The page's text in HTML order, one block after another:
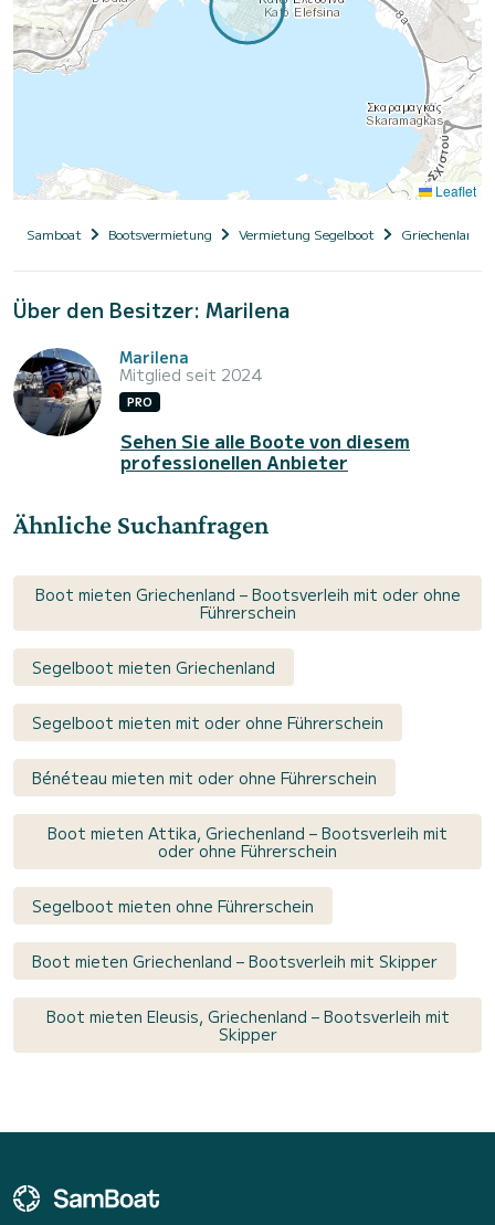
Leaflet
Samboat Bootsvermietung Vermietung Segelboot Griechenland
Über den Besitzer: Marilena
Marilena
Mitglied seit 2024
PRO
Sehen Sie alle Boote von diesem
professionellen Anbieter
Ähnliche Suchanfragen
Boot mieten Griechenland – Bootsverleih mit oder ohne
Führerschein
Segelboot mieten Griechenland
Segelboot mieten mit oder ohne Führerschein
Bénéteau mieten mit oder ohne Führerschein
Boot mieten Attika, Griechenland – Bootsverleih mit
oder ohne Führerschein
Segelboot mieten ohne Führerschein
Boot mieten Griechenland – Bootsverleih mit Skipper
Boot mieten Eleusis, Griechenland – Bootsverleih mit
Skipper